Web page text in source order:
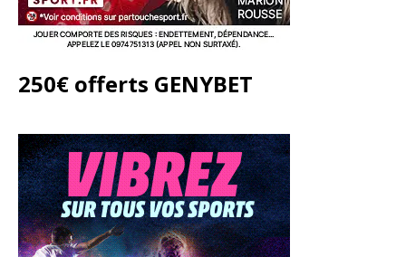
250€ offerts GENYBET